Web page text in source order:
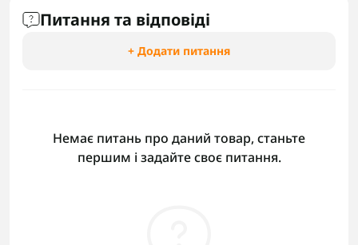
Питання та відповіді
+ Додати питання
Немає питань про даний товар, станьте
першим і задайте своє питання.